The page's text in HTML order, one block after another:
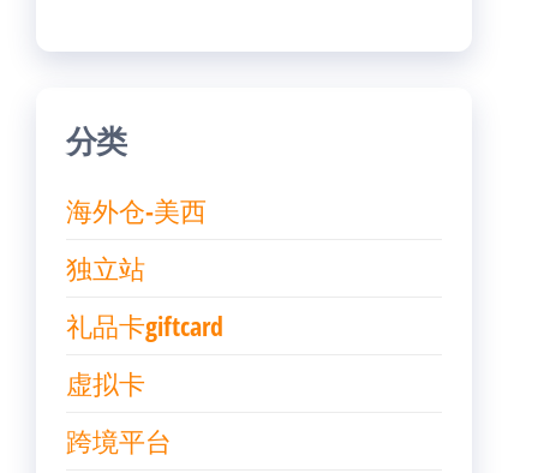
分类
海外仓-美西
独立站
礼品卡giftcard
虚拟卡
跨境平台